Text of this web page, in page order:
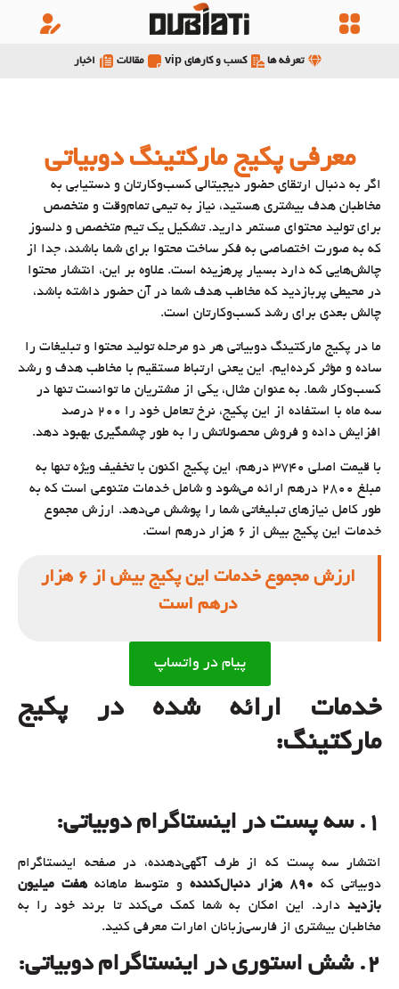
تعرفه ها کسب و کارهای vip مقالات اخبار
معرفی پکیج مارکتینگ دوبیاتی
اگر به دنبال ارتقای حضور دیجیتالی کسب‌وکارتان و دستیابی به
مخاطبان هدف بیشتری هستید، نیاز به تیمی تمام‌وقت و متخصص
برای تولید محتوای مستمر دارید. تشکیل یک تیم متخصص و دلسوز
که به صورت اختصاصی به فکر ساخت محتوا برای شما باشند، جدا از
چالش‌هایی که دارد بسیار پرهزینه است. علاوه بر این، انتشار محتوا
در محیطی پربازدید که مخاطب هدف شما در آن حضور داشته باشد،
چالش بعدی برای رشد کسب‌وکارتان است.
ما در پکیج مارکتینگ دوبیاتی هر دو مرحله تولید محتوا و تبلیغات را
ساده و مؤثر کرده‌ایم. این یعنی ارتباط مستقیم با مخاطب هدف و رشد
کسب‌وکار شما. به عنوان مثال، یکی از مشتریان ما توانست تنها در
سه ماه با استفاده از این پکیج، نرخ تعامل خود را 200 درصد
افزایش داده و فروش محصولاتش را به طور چشمگیری بهبود دهد.
با قیمت اصلی 3740 درهم، این پکیج اکنون با تخفیف ویژه تنها به
مبلغ 2800 درهم ارائه می‌شود و شامل خدمات متنوعی است که به
طور کامل نیازهای تبلیغاتی شما را پوشش می‌دهد. ارزش مجموع
خدمات این پکیج بیش از 6 هزار درهم است.
ارزش مجموع خدمات این پکیج بیش از 6 هزار
درهم است
پیام در واتساپ
خدمات ارائه شده در پکیج
مارکتینگ:
1. سه پست در اینستاگرام دوبیاتی :
انتشار سه پست که از طرف آگهی‌دهنده، در صفحه اینستاگرام
دوبیاتی که 890 هزار دنبال‌کننده و متوسط ماهانههفت میلیون
بازدید دارد. این امکان به شما کمک می‌کند تا برند خود را به
مخاطبان بیشتری از فارسی‌زبانان امارات معرفی کنید.
2. شش استوری در اینستاگرام دوبیاتی :